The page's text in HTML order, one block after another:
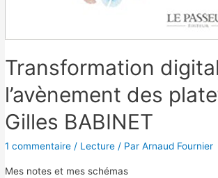
Transformation
l’avènement des
Gilles BABINET
1 commentaire / Lecture / ParArnaud Fournier
Mes notes et mes schémas